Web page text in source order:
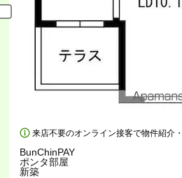
来店不要のオンライン接客で物件紹介
BunChinPAY
ポンタ部屋
新築